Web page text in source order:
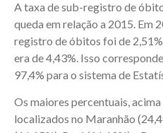
A taxa de sub-registro de
queda em relação a 2015. Em
registro de óbitos foi de
era de 4,43%. Isso
97,4% para o sistema de
Os maiores percentuais,
localizados no Maranhão